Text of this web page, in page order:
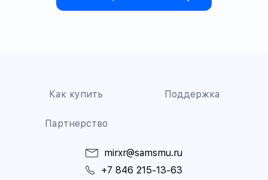
Как купить Поддержка
Партнерство
mirxr@samsmu.ru
+7 846 215-13-63